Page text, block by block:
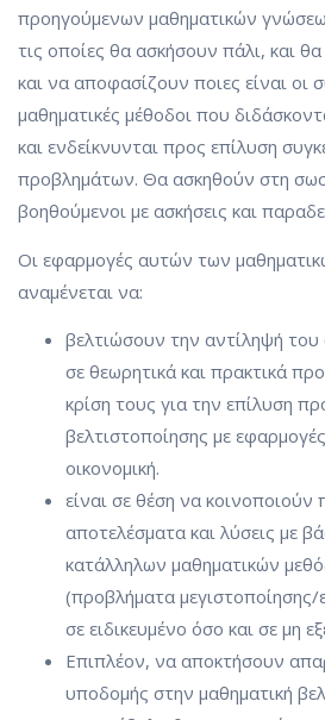
προηγούμενων μαθηματικών
τις οποίες θα ασκήσουν πάλι, και
και να αποφασίζουν ποιες είναι οι
μαθηματικές μέθοδοι που
και ενδείκνυνται προς επίλυση
προβλημάτων. Θα ασκηθούν στη
βοηθούμενοι με ασκήσεις και
Οι εφαρμογές αυτών των
αναμένεται να:
βελτιώσουν την αντίληψή
σε θεωρητικά και πρακτικά
κρίση τους για την επίλυση
βελτιστοποίησης με
οικονομική.
είναι σε θέση να κοινοποιούν
αποτελέσματα και λύσεις με
κατάλληλων μαθηματικών
(προβλήματα μεγιστοποίησης/
σε ειδικευμένο όσο και σε μη
Επιπλέον, να αποκτήσουν
υποδομής στην μαθηματική